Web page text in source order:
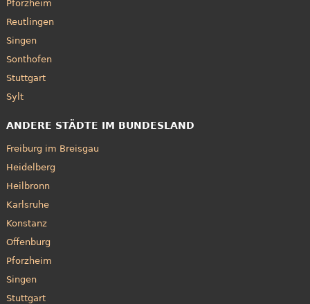
Pforzheim
Reutlingen
Singen
Sonthofen
Stuttgart
Sylt
ANDERE STÄDTE IM BUNDESLAND
Freiburg im Breisgau
Heidelberg
Heilbronn
Karlsruhe
Konstanz
Offenburg
Pforzheim
Singen
Stuttgart